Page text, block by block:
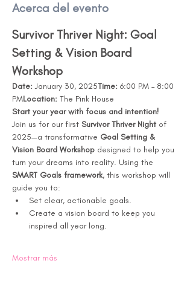
Acerca del evento
Survivor Thriver Night: Goal
Setting & Vision Board
Workshop
Date: January 30, 2025Time: 6:00 PM – 8:00
PMLocation: The Pink House
Start your year with focus and intention!
Join us for our first Survivor Thriver Night of
2025—a transformative Goal Setting &
Vision Board Workshop designed to help you
turn your dreams into reality. Using the
SMART Goals framework, this workshop will
guide you to:
Set clear, actionable goals.
Create a vision board to keep you
inspired all year long.
Mostrar más